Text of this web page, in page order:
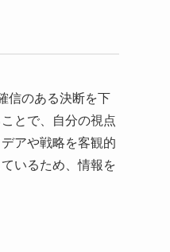
信のある決断を下
とで、自分の視点
アや戦略を客観的
いるため、情報を